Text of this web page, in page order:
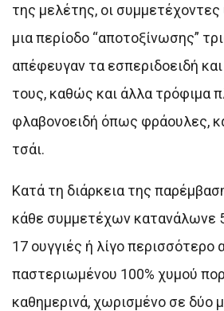
της μελέτης, οι
μια περίοδο “αποτοξίνωσης”
απέφευγαν τα εσπεριδοειδή
τους, καθώς και άλλα τρόφιμα
φλαβονοειδή όπως φράουλες,
τσάι.
Κατά τη διάρκεια της
κάθε συμμετέχων κατανάλωνε
17 ουγγιές ή λίγο περισσότερο
παστεριωμένου 100% χυμού
καθημερινά, χωρισμένο σε δύο